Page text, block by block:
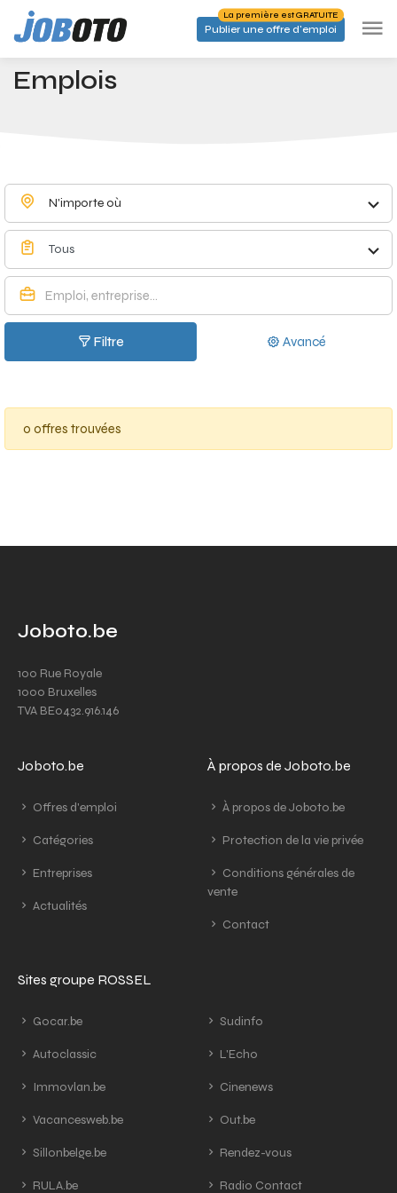
Skip to main content
Publier une offre d'emploi
La première est GRATUITE
Accueil Emplois à Baal - Joboto
Emplois
N'importe où
Tous
Filtre Avancé
0 offres trouvées
Joboto.be
100 Rue Royale
1000 Bruxelles
TVA BE0432.916.146
Joboto.be
Offres d'emploi
Catégories
Entreprises
Actualités
À propos de Joboto.be
À propos de Joboto.be
Protection de la vie privée
Conditions générales de
vente
Contact
Sites groupe ROSSEL
Gocar.be
Autoclassic
Immovlan.be
Vacancesweb.be
Sillonbelge.be
RULA.be
Sudinfo
L'Echo
Cinenews
Out.be
Rendez-vous
Radio Contact